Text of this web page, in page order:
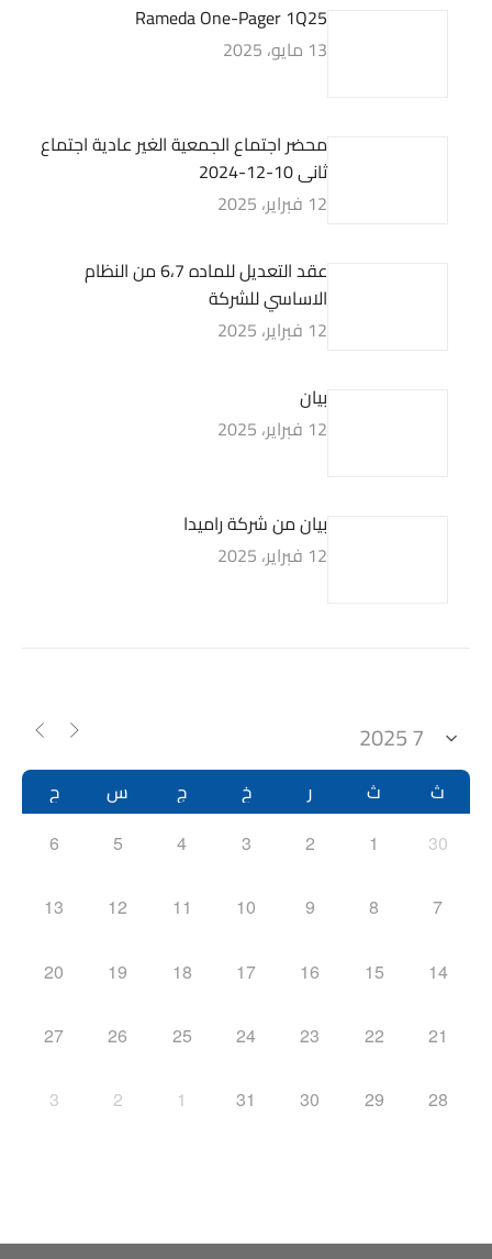
Rameda One-Pager 1Q25
13 مايو، 2025
محضر اجتماع الجمعية الغير عادية اجتماع
ثانى 10-12-2024
12 فبراير، 2025
عقد التعديل للماده 6،7 من النظام
الاساسي للشركة
12 فبراير، 2025
بيان
12 فبراير، 2025
بيان من شركة راميدا
12 فبراير، 2025
ث ث ر خ ج س ح
30
1
2
3
4
5
6
7
8
9
10
11
12
13
14
15
16
17
18
19
20
21
22
23
24
25
26
27
28
29
30
31
1
2
3